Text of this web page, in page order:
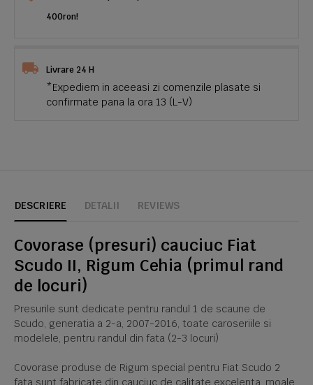
400ron!
Livrare 24 H
*Expediem in aceeasi zi comenzile plasate si
confirmate pana la ora 13 (L-V)
DESCRIERE DETALII REVIEWS
Covorase (presuri) cauciuc Fiat
Scudo II, Rigum Cehia (primul rand
de locuri)
Presurile sunt dedicate pentru randul 1 de scaune de
Scudo, generatia a 2-a, 2007-2016, toate caroseriile si
modelele, pentru randul din fata (2-3 locuri)
Covorase produse de Rigum special pentru Fiat Scudo 2
fata sunt fabricate din cauciuc de calitate excelenta, moale,